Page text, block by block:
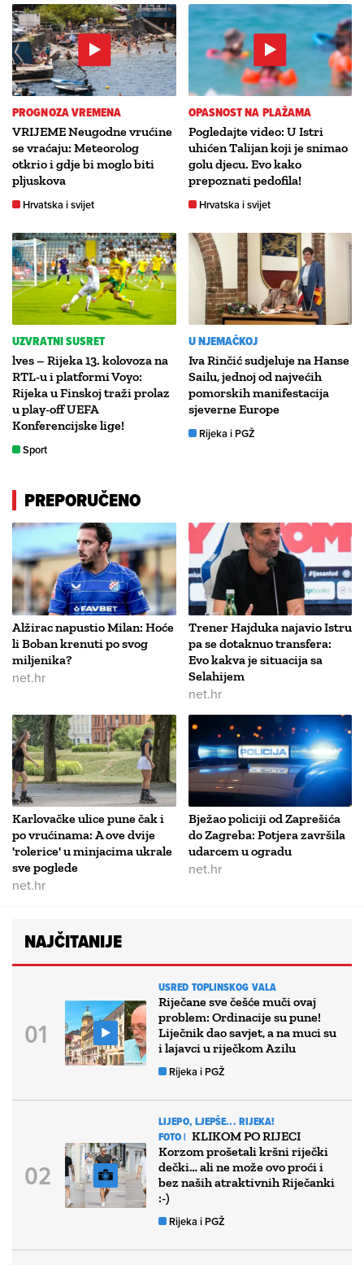
PROGNOZA VREMENA
VRIJEME Neugodne vrućine
se vraćaju: Meteorolog
otkrio i gdje bi moglo biti
pljuskova
Hrvatska i svijet
OPASNOST NA PLAŽAMA
Pogledajte video: U Istri
uhićen Talijan koji je snimao
golu djecu. Evo kako
prepoznati pedofila!
Hrvatska i svijet
UZVRATNI SUSRET
lves – Rijeka 13. kolovoza na
RTL-u i platformi Voyo:
Rijeka u Finskoj traži prolaz
u play-off UEFA
Konferencijske lige!
Sport
U NJEMAČKOJ
Iva Rinčić sudjeluje na Hanse
Sailu, jednoj od najvećih
pomorskih manifestacija
sjeverne Europe
Rijeka i PGŽ
PREPORUČENO
Alžirac napustio Milan: Hoće
li Boban krenuti po svog
miljenika?
net.hr
Trener Hajduka najavio Istru
pa se dotaknuo transfera:
Evo kakva je situacija sa
Selahijem
net.hr
Karlovačke ulice pune čak i
po vrućinama: A ove dvije
'rolerice' u minjacima ukrale
sve poglede
net.hr
Bježao policiji od Zaprešića
do Zagreba: Potjera završila
udarcem u ogradu
net.hr
NAJČITANIJE
USRED TOPLINSKOG VALA
Riječane sve češće muči ovaj
problem: Ordinacije su pune!
Liječnik dao savjet, a na muci su
i lajavci u riječkom Azilu
Rijeka i PGŽ
LIJEPO, LJEPŠE... RIJEKA!
FOTO | KLIKOM PO RIJECI
Korzom prošetali kršni riječki
dečki… ali ne može ovo proći i
bez naših atraktivnih Riječanki
:-)
Rijeka i PGŽ